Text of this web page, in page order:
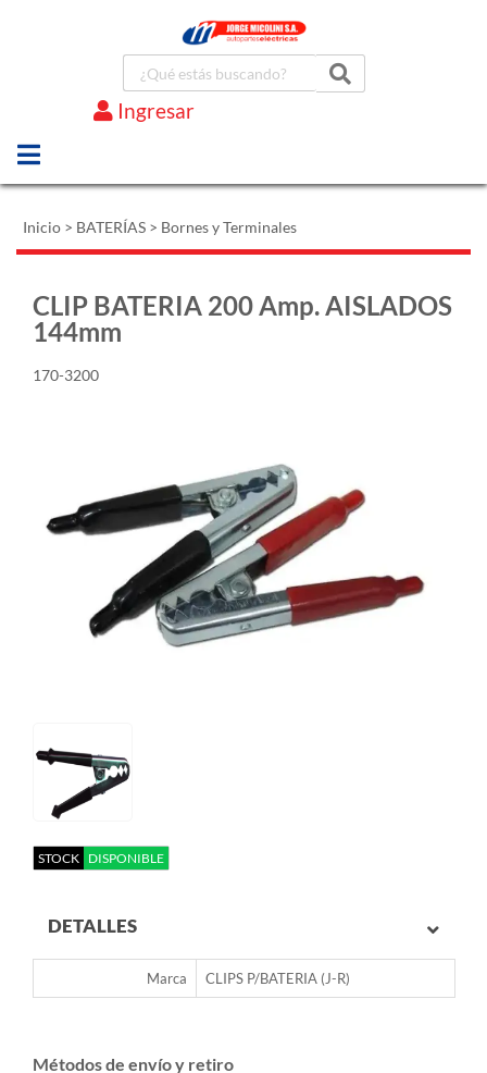
Ingresar
Inicio > BATERÍAS > Bornes y Terminales
CLIP BATERIA 200 Amp. AISLADOS
144mm
170-3200
STOCK DISPONIBLE
DETALLES
Marca CLIPS P/BATERIA (J-R)
Métodos de envío y retiro